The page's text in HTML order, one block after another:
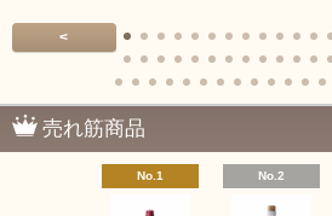
<
売れ筋商品
No.1 No.2